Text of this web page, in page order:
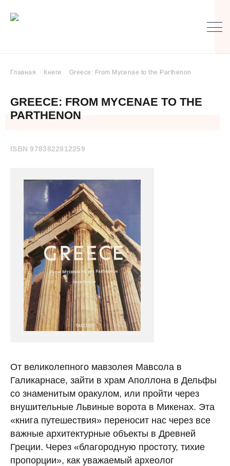
Главная Книги Greece: From Mycenae to the Parthenon
GREECE: FROM MYCENAE TO THE
PARTHENON
ISBN 9783822812259
От великолепного мавзолея Мавсола в
Галикарнасе, зайти в храм Аполлона в Дельфы
со знаменитым оракулом, или пройти через
внушительные Львиные ворота в Микенах. Эта
«книга путешествия» переносит нас через все
важные архитектурные объекты в Древней
Греции. Через «благородную простоту, тихие
пропорции», как уважаемый археолог